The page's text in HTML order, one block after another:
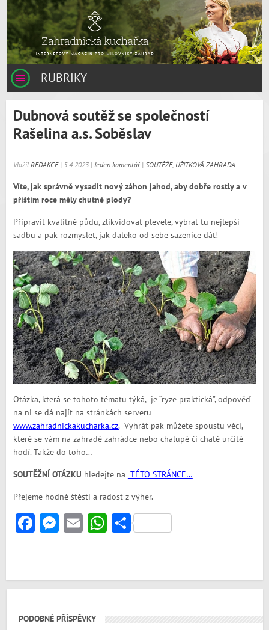
RUBRIKY
Dubnová soutěž se společností
Rašelina a.s. Soběslav
Vložil REDAKCE| 5.4.2023 | Jeden komentář| SOUTĚŽE, UŽITKOVÁ ZAHRADA
Víte, jak správně vysadit nový záhon jahod, aby dobře rostly a v
příštím roce měly chutné plody?
Připravit kvalitně půdu, zlikvidovat plevele, vybrat tu nejlepší
sadbu a pak rozmyslet, jak daleko od sebe sazenice dát!
Otázka, která se tohoto tématu týká, je “ryze praktická”, odpověď
na ni se dá najít na stránkách serveru
www.zahradnickakucharka.cz.Vyhrát pak můžete spoustu věcí,
které se vám na zahradě zahrádce nebo chalupě či chatě určitě
hodí. Takže do toho…
SOUTĚŽNÍ OTÁZKU hledejte na TÉTO STRÁNCE…
Přejeme hodně štěstí a radost z výher.
Facebook
Messenger
EmailWhatsApp
Share
PODOBNÉ PŘÍSPĚVKY